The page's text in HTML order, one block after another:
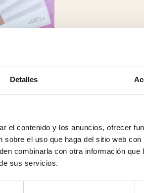
Detalles
el contenido y los anuncios, ofrecer
el uso que haga del sitio web
combinarla con otra información que
sus servicios.